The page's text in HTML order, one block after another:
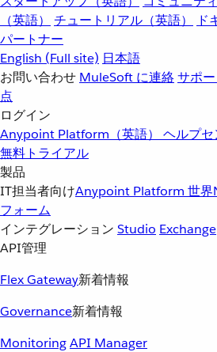
（英語）
チュートリアル（英語）
ド
パートナー
English (Full site) 日本語
お問い合わせ MuleSoft に連絡サポ
点
ログイン
Anypoint Platform（英語） ヘルプセ
無料トライアル
製品
IT担当者向けAnypoint Platform 世界
フォーム
インテグレーション Studio Exchange
API管理
Flex Gateway新着情報
Governance新着情報
MonitoringAPI Manager